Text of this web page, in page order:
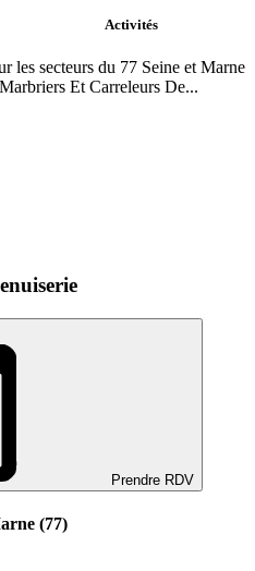
Activités
les secteurs du 77 Seine et Marne
Et Carreleurs De...
Prendre RDV
(77)